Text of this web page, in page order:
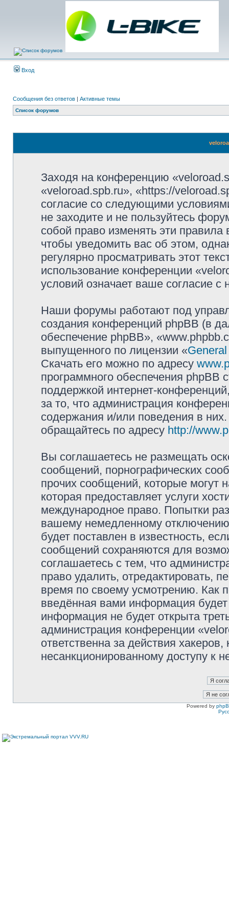
Вход
Сообщения без ответов | Активные темы
Список форумов
Заходя на конференцию
«veloroad.spb.ru», «https://
согласие со следующими
не заходите и не пользуйтесь
собой право изменять эти
чтобы уведомить вас об этом,
регулярно просматривать этот
использование конференции
условий означает ваше согласие с
Наши форумы работают под
создания конференций phpBB (в
обеспечение phpBB»,
выпущенного по лицензии «
Скачать его можно по адресу
программного обеспечения phpBB
поддержкой интернет-
за то, что администрация
содержания и/или поведения в
обращайтесь по адресу http://
Вы соглашаетесь не размещать
сообщений, порнографических
прочих сообщений, которые могут
которая предоставляет услуги
международное право. Попытки
вашему немедленному
будет поставлен в известность,
сообщений сохраняются для
соглашаетесь с тем, что
право удалить, отредактировать,
время по своему усмотрению. Как
введённая вами информация
информация не будет открыта
администрация конференции
ответственна за действия
несанкционированному доступу к
Powered by